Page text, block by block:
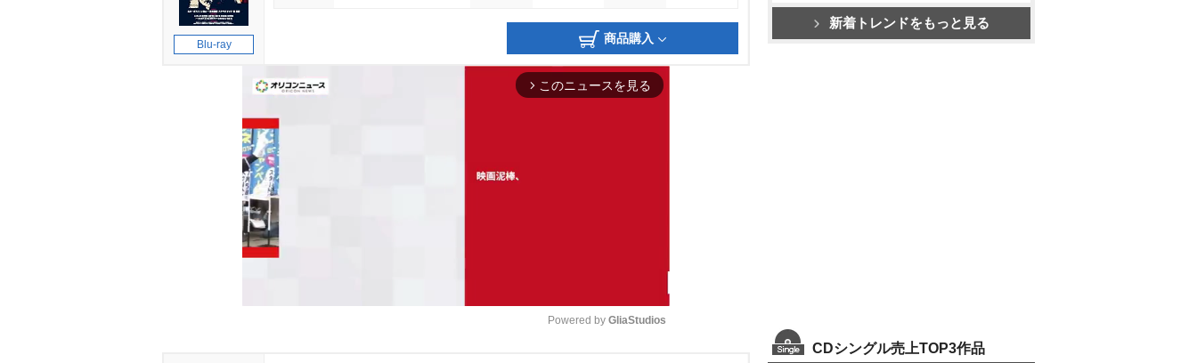
Blu-ray 商品購入
arrow_forward_ios このニュースを見る
Powered by GliaStudios
新着トレンドをもっと見る
CDシングル売上TOP3作品